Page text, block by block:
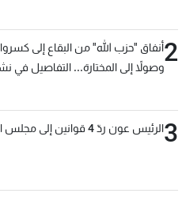
2أنفاق "حزب الله" من البقاع إلى
وصولاً إلى المختارة... التفاصيل في
3الرئيس عون ردّ 4 قوانين إلى مجلس النواب
الإنـتـاج
لاعلاناتكم
شروط